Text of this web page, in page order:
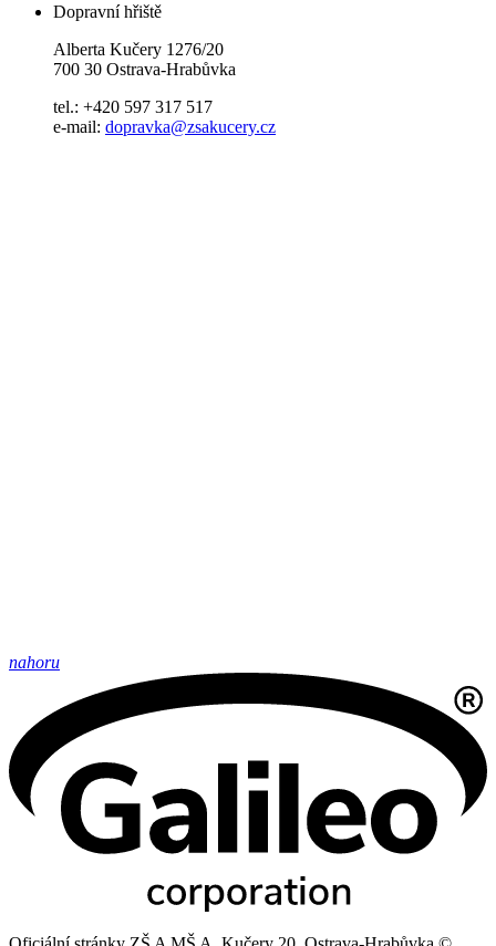
Dopravní hřiště
Alberta Kučery 1276/20
700 30 Ostrava-Hrabůvka
tel.: +420 597 317 517
e-mail: dopravka@zsakucery.cz
nahoru